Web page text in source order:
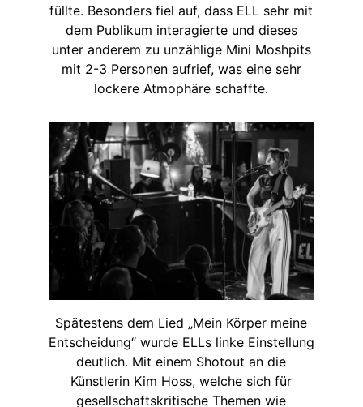
füllte. Besonders fiel auf, dass ELL sehr mit
dem Publikum interagierte und dieses
unter anderem zu unzählige Mini Moshpits
mit 2-3 Personen aufrief, was eine sehr
lockere Atmophäre schaffte.
Spätestens dem Lied „Mein Körper meine
Entscheidung“ wurde ELLs linke Einstellung
deutlich. Mit einem Shotout an die
Künstlerin Kim Hoss, welche sich für
gesellschaftskritische Themen wie